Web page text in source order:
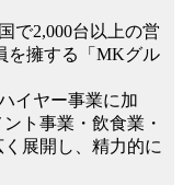
で2,000台以上の営
を擁する「MKグル
イヤー事業に加
ト事業・飲食業・
展開し、精力的に